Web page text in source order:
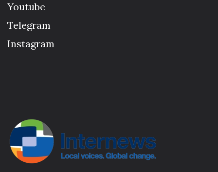
Youtube
Telegram
Instagram